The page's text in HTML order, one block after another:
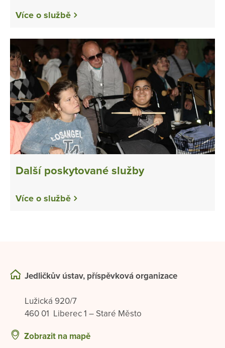
Více o službě
Další poskytované služby
Více o službě
Jedličkův ústav, příspěvková organizace
Lužická 920/7
460 01 Liberec 1 – Staré Město
Zobrazit na mapě